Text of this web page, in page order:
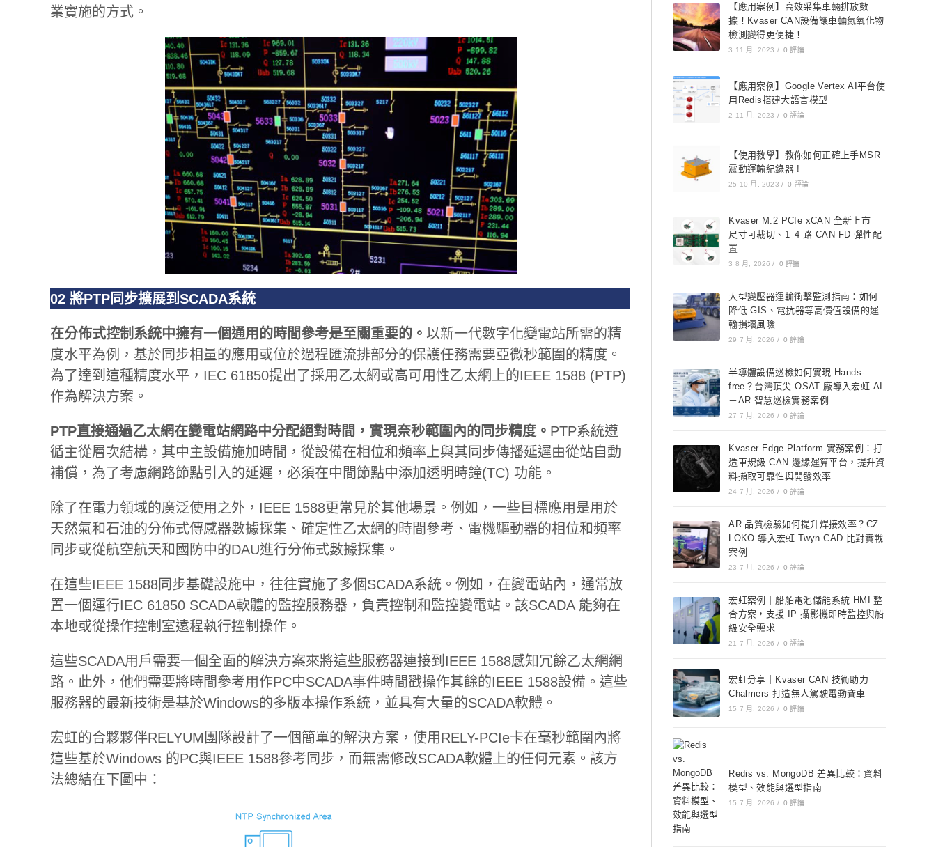
業實施的方式。
02 將PTP同步擴展到SCADA系統
在分佈式控制系統中擁有一個通用的時間參考是至關重要的。 以新一代數字化變電站所需的精
度水平為例，基於同步相量的應用或位於過程匯流排部分的保護任務需要亞微秒範圍的精度。
為了達到這種精度水平，IEC 61850提出了採用乙太網或高可用性乙太網上的IEEE 1588 (PTP)
作為解決方案。
PTP直接通過乙太網在變電站網路中分配絕對時間，實現奈秒範圍內的同步精度。 PTP系統遵
循主從層次結構，其中主設備施加時間，從設備在相位和頻率上與其同步傳播延遲由從站自動
補償，為了考慮網路節點引入的延遲，必須在中間節點中添加透明時鐘(TC) 功能。
除了在電力領域的廣泛使用之外，IEEE 1588更常見於其他場景。例如，一些目標應用是用於
天然氣和石油的分佈式傳感器數據採集、確定性乙太網的時間參考、電機驅動器的相位和頻率
同步或從航空航天和國防中的DAU進行分佈式數據採集。
在這些IEEE 1588同步基礎設施中，往往實施了多個SCADA系統。例如，在變電站內，通常放
置一個運行IEC 61850 SCADA軟體的監控服務器，負責控制和監控變電站。該SCADA 能夠在
本地或從操作控制室遠程執行控制操作。
這些SCADA用戶需要一個全面的解決方案來將這些服務器連接到IEEE 1588感知冗餘乙太網網
路。此外，他們需要將時間參考用作PC中SCADA事件時間戳操作其餘的IEEE 1588設備。這些
服務器的最新技術是基於Windows的多版本操作系統，並具有大量的SCADA軟體。
宏虹的合夥夥伴RELYUM團隊設計了一個簡單的解決方案，使用RELY-PCIe卡在毫秒範圍內將
這些基於Windows 的PC與IEEE 1588參考同步，而無需修改SCADA軟體上的任何元素。該方
法總結在下圖中：
【應用案例】高效采集車輛排放數
據！Kvaser CAN設備讓車輛氮氧化物
檢測變得更便捷！
3 11 月, 2023 / 0 評論
【應用案例】Google Vertex AI平台使
用Redis搭建大語言模型
2 11 月, 2023 / 0 評論
【使用教學】教你如何正確上手MSR
震動運輸紀錄器 !
25 10 月, 2023 / 0 評論
Kvaser M.2 PCIe xCAN 全新上市｜
尺寸可裁切、1–4 路 CAN FD 彈性配
置
3 8 月, 2026 / 0 評論
大型變壓器運輸衝擊監測指南：如何
降低 GIS、電抗器等高價值設備的運
輸損壞風險
29 7 月, 2026 / 0 評論
半導體設備巡檢如何實現 Hands-
free？台灣頂尖 OSAT 廠導入宏虹 AI
＋AR 智慧巡檢實務案例
27 7 月, 2026 / 0 評論
Kvaser Edge Platform 實務案例：打
造車規級 CAN 邊緣運算平台，提升資
料擷取可靠性與開發效率
24 7 月, 2026 / 0 評論
AR 品質檢驗如何提升焊接效率？CZ
LOKO 導入宏虹 Twyn CAD 比對實戰
案例
23 7 月, 2026 / 0 評論
宏虹案例｜船舶電池儲能系統 HMI 整
合方案，支援 IP 攝影機即時監控與船
級安全需求
21 7 月, 2026 / 0 評論
宏虹分享｜Kvaser CAN 技術助力
Chalmers 打造無人駕駛電動賽車
15 7 月, 2026 / 0 評論
Redis vs. MongoDB 差異比較：資料
模型、效能與選型指南
15 7 月, 2026 / 0 評論